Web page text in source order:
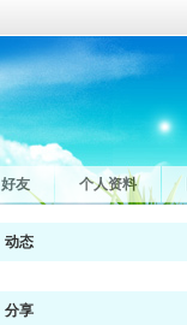
好友 个人资料
动态
分享